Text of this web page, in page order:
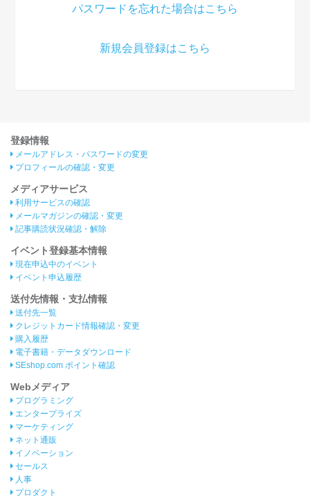
パスワードを忘れた場合はこちら
新規会員登録はこちら
登録情報
メールアドレス・パスワードの変更
プロフィールの確認・変更
メディアサービス
利用サービスの確認
メールマガジンの確認・変更
記事購読状況確認・解除
イベント登録基本情報
現在申込中のイベント
イベント申込履歴
送付先情報・支払情報
送付先一覧
クレジットカード情報確認・変更
購入履歴
電子書籍・データダウンロード
SEshop.com ポイント確認
Webメディア
プログラミング
エンタープライズ
マーケティング
ネット通販
イノベーション
セールス
人事
プロダクト